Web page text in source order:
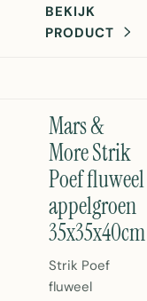
BEKIJK
PRODUCT
Mars &
More Strik
Poef fluweel
appelgroen
35x35x40cm
Strik Poef
fluweel